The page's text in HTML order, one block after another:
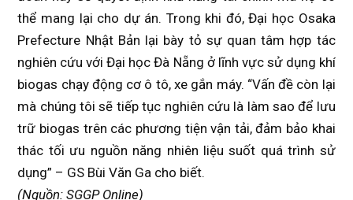
thể mang lại cho dự án. Trong khi đó, Đại học Osaka
Prefecture Nhật Bản lại bày tỏ sự quan tâm hợp tác
nghiên cứu với Đại học Đà Nẵng ở lĩnh vực sử dụng khí
biogas chạy động cơ ô tô, xe gắn máy. “Vấn đề còn lại
mà chúng tôi sẽ tiếp tục nghiên cứu là làm sao để lưu
trữ biogas trên các phương tiện vận tải, đảm bảo khai
thác tối ưu nguồn năng nhiên liệu suốt quá trình sử
dụng” – GS Bùi Văn Ga cho biết.
(Nguồn: SGGP Online)